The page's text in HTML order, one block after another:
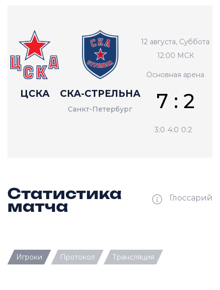
ЦСКА
12 августа, Суббота
12:00 МСК
Основная арена
7 : 2
3:0 4:0 0:2
СКА-СТРЕЛЬНА
Санкт-Петербург
Статистика
матча Глоссарий
П — кол-во передач
Игроки Протокол Трансляция